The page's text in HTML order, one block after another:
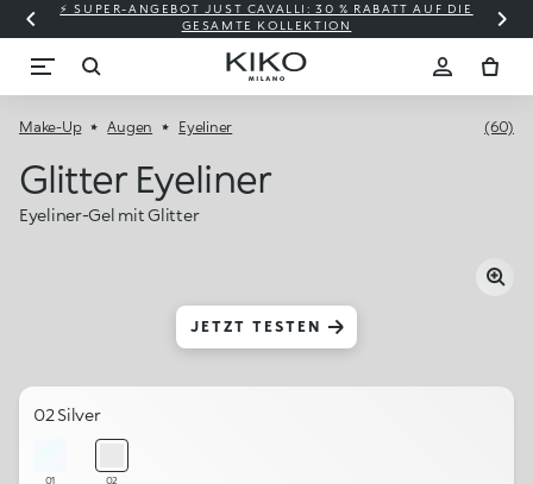
⚡ SUPER-ANGEBOT JUST CAVALLI: 30 % RABATT AUF DIE
GESAMTE KOLLEKTION
Make-Up Augen Eyeliner (60)
Glitter Eyeliner
Eyeliner-Gel mit Glitter
JETZT TESTEN
02 Silver
01 02